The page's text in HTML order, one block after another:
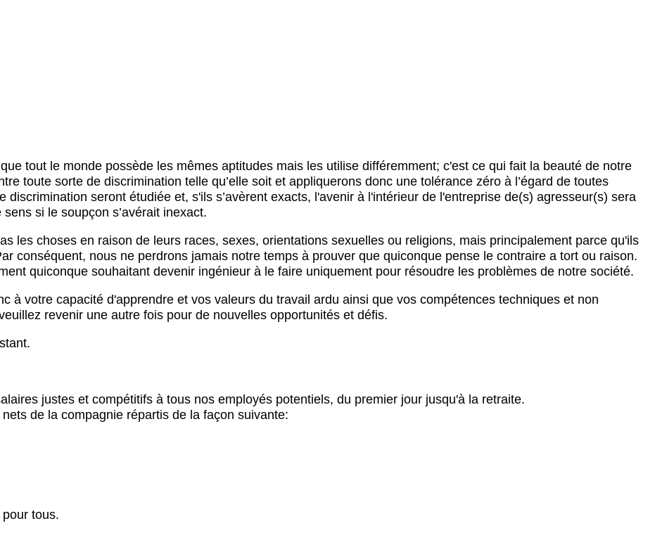
tout le monde possède les mêmes aptitudes mais les utilise différemment; c'est ce qui fait la beauté de notre
toute sorte de discrimination telle qu’elle soit et appliquerons donc une tolérance zéro à l’égard de toutes
seront étudiée et, s'ils s’avèrent exacts, l'avenir à l'intérieur de l'entreprise de(s) agresseur(s) sera
si le soupçon s’avérait inexact.
les choses en raison de leurs races, sexes, orientations sexuelles ou religions, mais principalement parce qu'ils
conséquent, nous ne perdrons jamais notre temps à prouver que quiconque pense le contraire a tort ou raison.
quiconque souhaitant devenir ingénieur à le faire uniquement pour résoudre les problèmes de notre société.
à votre capacité d'apprendre et vos valeurs du travail ardu ainsi que vos compétences techniques et non
revenir une autre fois pour de nouvelles opportunités et défis.
justes et compétitifs à tous nos employés potentiels, du premier jour jusqu'à la retraite.
de la compagnie répartis de la façon suivante:
tous.